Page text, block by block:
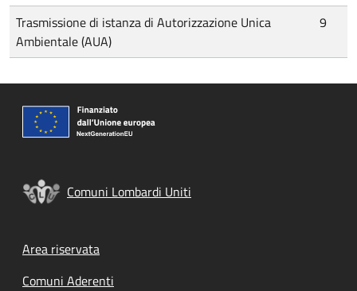
Trasmissione di istanza di Autorizzazione Unica
Ambientale (AUA)
9
Comuni Lombardi Uniti
Footer menu
Area riservata
Comuni Aderenti